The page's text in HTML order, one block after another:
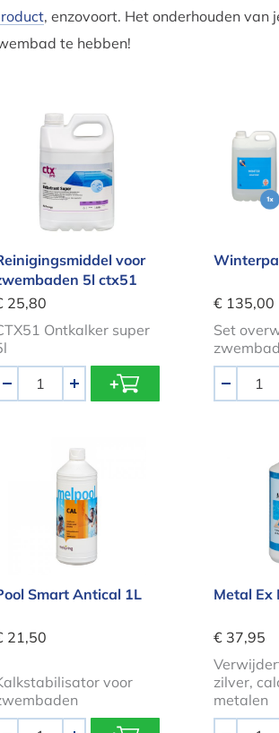
, enzovoort. Het onderhouden van
te hebben!
Reinigingsmiddel voor zwembaden
voor
5l ctx51
25,80
Ontkalker super
+
€ 135,00
Set
3l
Pool Smart Antical 1L
Smart Antical 1L
21,50
voor
Metal
Metal Ex
€ 37,95
zilver,
metalen